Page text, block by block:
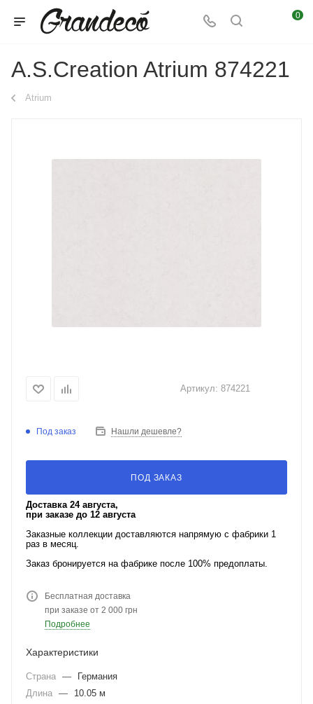
0
A.S.Creation Atrium 874221
Atrium
Артикул: 874221
Под заказ Нашли дешевле?
ПОД ЗАКАЗ
Доставка 24 августа,
при заказе до 12 августа
Заказные коллекции доставляются напрямую с фабрики 1
раз в месяц.
Заказ бронируется на фабрике после 100% предоплаты.
Бесплатная доставка
при заказе от 2 000 грн
Подробнее
Характеристики
Страна —
Германия
Длина —
10.05 м